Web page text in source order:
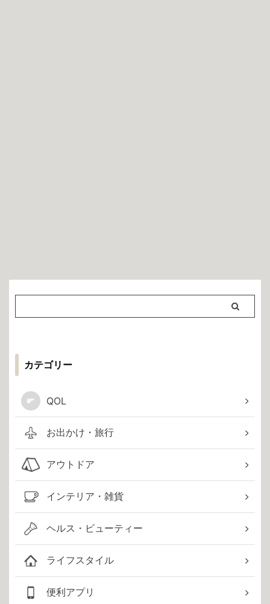
カテゴリー
QOL
お出かけ・旅行
アウトドア
インテリア・雑貨
ヘルス・ビューティー
ライフスタイル
便利アプリ